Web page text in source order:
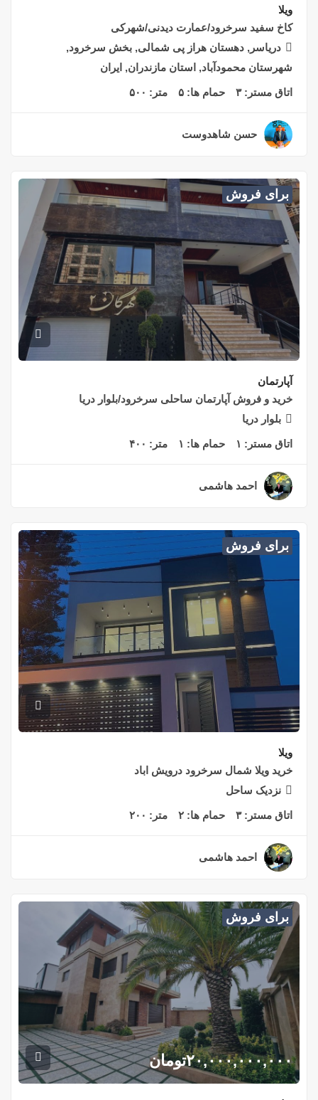
ویلا
کاخ سفید سرخرود/عمارت دیدنی/شهرکی
دریاسر, دهستان هراز پی شمالی, بخش سرخرود,
شهرستان محمودآباد, استان مازندران, ایران
اتاق مستر:۳ حمام ها: ۵ متر: ۵۰۰
حسن شاهدوست
برای فروش
آپارتمان
خرید و فروش آپارتمان ساحلی سرخرود/بلوار دریا
بلوار دریا
اتاق مستر: ۱ حمام ها: ۱ متر: ۴۰۰
احمد هاشمی
برای فروش
ویلا
خرید ویلا شمال سرخرود درویش اباد
نزدیک ساحل
اتاق مستر:۳ حمام ها: ۲ متر: ۲۰۰
احمد هاشمی
برای فروش
۲۰,۰۰۰,۰۰۰,۰۰۰تومان